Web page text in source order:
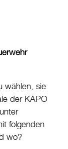
wählen, sie
der KAPO
folgenden
wo?